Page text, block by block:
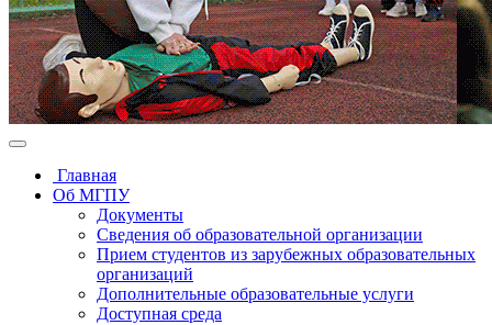
Главная
Об МГПУ
Документы
Сведения об образовательной организации
Прием студентов из зарубежных образовательных
организаций
Дополнительные образовательные услуги
Доступная среда